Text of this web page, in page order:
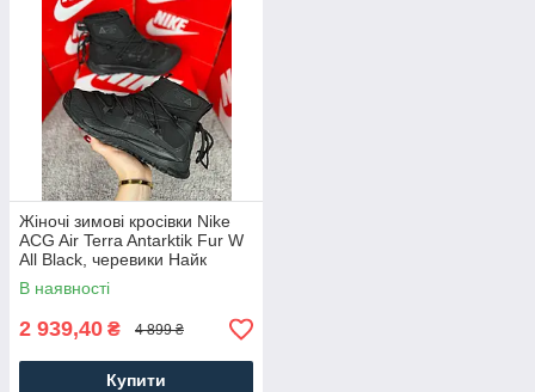
Жіночі зимові кросівки Nike
ACG Air Terra Antarktik Fur W
All Black, черевики Найк
текстиль водонепровід.
хутро. Жіноче взуття
В наявності
2 939,40 ₴ 4 899 ₴
Купити